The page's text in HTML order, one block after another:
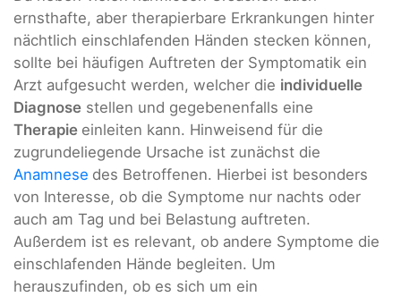
ernsthafte, aber therapierbare Erkrankungen hinter
nächtlich einschlafenden Händen stecken können,
sollte bei häufigen Auftreten der Symptomatik ein
Arzt aufgesucht werden, welcher die individuelle
Diagnose stellen und gegebenenfalls eine
Therapie einleiten kann. Hinweisend für die
zugrundeliegende Ursache ist zunächst die
Anamnese des Betroffenen. Hierbei ist besonders
von Interesse, ob die Symptome nur nachts oder
auch am Tag und bei Belastung auftreten.
Außerdem ist es relevant, ob andere Symptome die
einschlafenden Hände begleiten. Um
herauszufinden, ob es sich um ein